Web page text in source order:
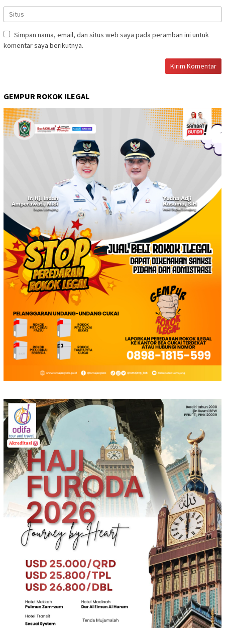
Simpan nama, email, dan situs web saya pada peramban ini untuk
komentar saya berikutnya.
GEMPUR ROKOK ILEGAL